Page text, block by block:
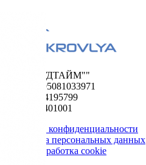
ООО "ФУДТАЙМ""
ОГРН 1195081033971
ИНН 5024195799
КПП 502401001
Политика конфиденциальности
Обработка персональных данных
Сбор и обработка cookie